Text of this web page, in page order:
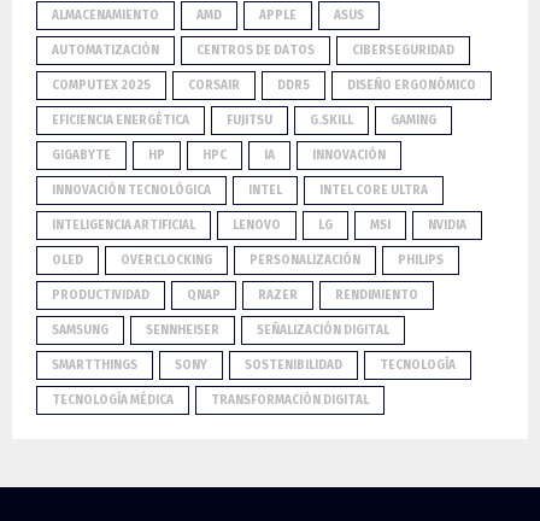
ALMACENAMIENTO AMD APPLE ASUS
AUTOMATIZACIÓN CENTROS DE DATOS CIBERSEGURIDAD
COMPUTEX 2025 CORSAIR DDR5 DISEÑO ERGONÓMICO
EFICIENCIA ENERGÉTICA FUJITSU G.SKILL GAMING
GIGABYTE HP HPC IA INNOVACIÓN
INNOVACIÓN TECNOLÓGICA INTEL INTEL CORE ULTRA
INTELIGENCIA ARTIFICIAL LENOVO LG MSI NVIDIA
OLED OVERCLOCKING PERSONALIZACIÓN PHILIPS
PRODUCTIVIDAD QNAP RAZER RENDIMIENTO
SAMSUNG SENNHEISER SEÑALIZACIÓN DIGITAL
SMARTTHINGS SONY SOSTENIBILIDAD TECNOLOGÍA
TECNOLOGÍA MÉDICA TRANSFORMACIÓN DIGITAL